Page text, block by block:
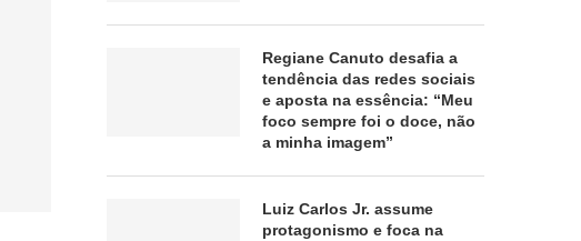
Regiane Canuto desafia a
tendência das redes sociais
e aposta na essência: “Meu
foco sempre foi o doce, não
a minha imagem”
Luiz Carlos Jr. assume
protagonismo e foca na